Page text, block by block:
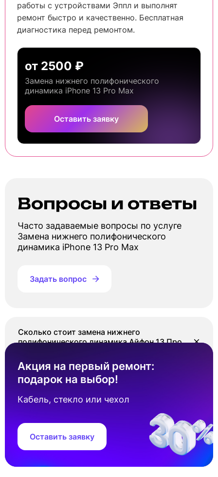
работы с устройствами Эппл и выполнят
ремонт быстро и качественно. Бесплатная
диагностика перед ремонтом.
от 2500 ₽
Замена нижнего полифонического
динамика iPhone 13 Pro Max
Оставить заявку
Вопросы и ответы
Часто задаваемые вопросы по услуге
Замена нижнего полифонического
динамика iPhone 13 Pro Max
Задать вопрос
Акция на первый ремонт:
подарок на выбор!
Кабель, стекло или чехол
Оставить заявку
Сколько стоит замена нижнего
полифонического динамика Айфон 13 Про
Стоимость замена нижнего полифонического
динамика Айфон 13 Про Макс составляет от
2 500 ₽. Точная цена зависит от наличия
запчастей под ваш серийный номер